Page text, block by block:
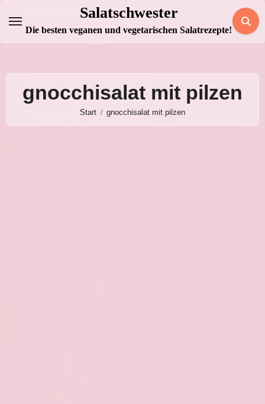
Inhalt
springen
Salatschwester
Die besten veganen und vegetarischen Salatrezepte!
gnocchisalat mit pilzen
Start gnocchisalat mit pilzen